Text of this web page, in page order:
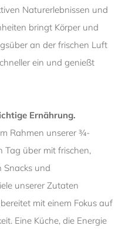
Naturerlebnissen und
bringt Körper und
an der frischen Luft
ein und genießt
Ernährung.
Rahmen unserer ¾-
Tag über mit frischen,
Snacks und
unserer Zutaten
mit einem Fokus auf
Eine Küche, die Energie